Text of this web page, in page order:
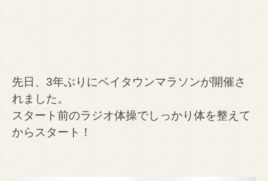
先日、3年ぶりにベイタウンマラソンが開催さ
れました。
スタート前のラジオ体操でしっかり体を整えて
からスタート！